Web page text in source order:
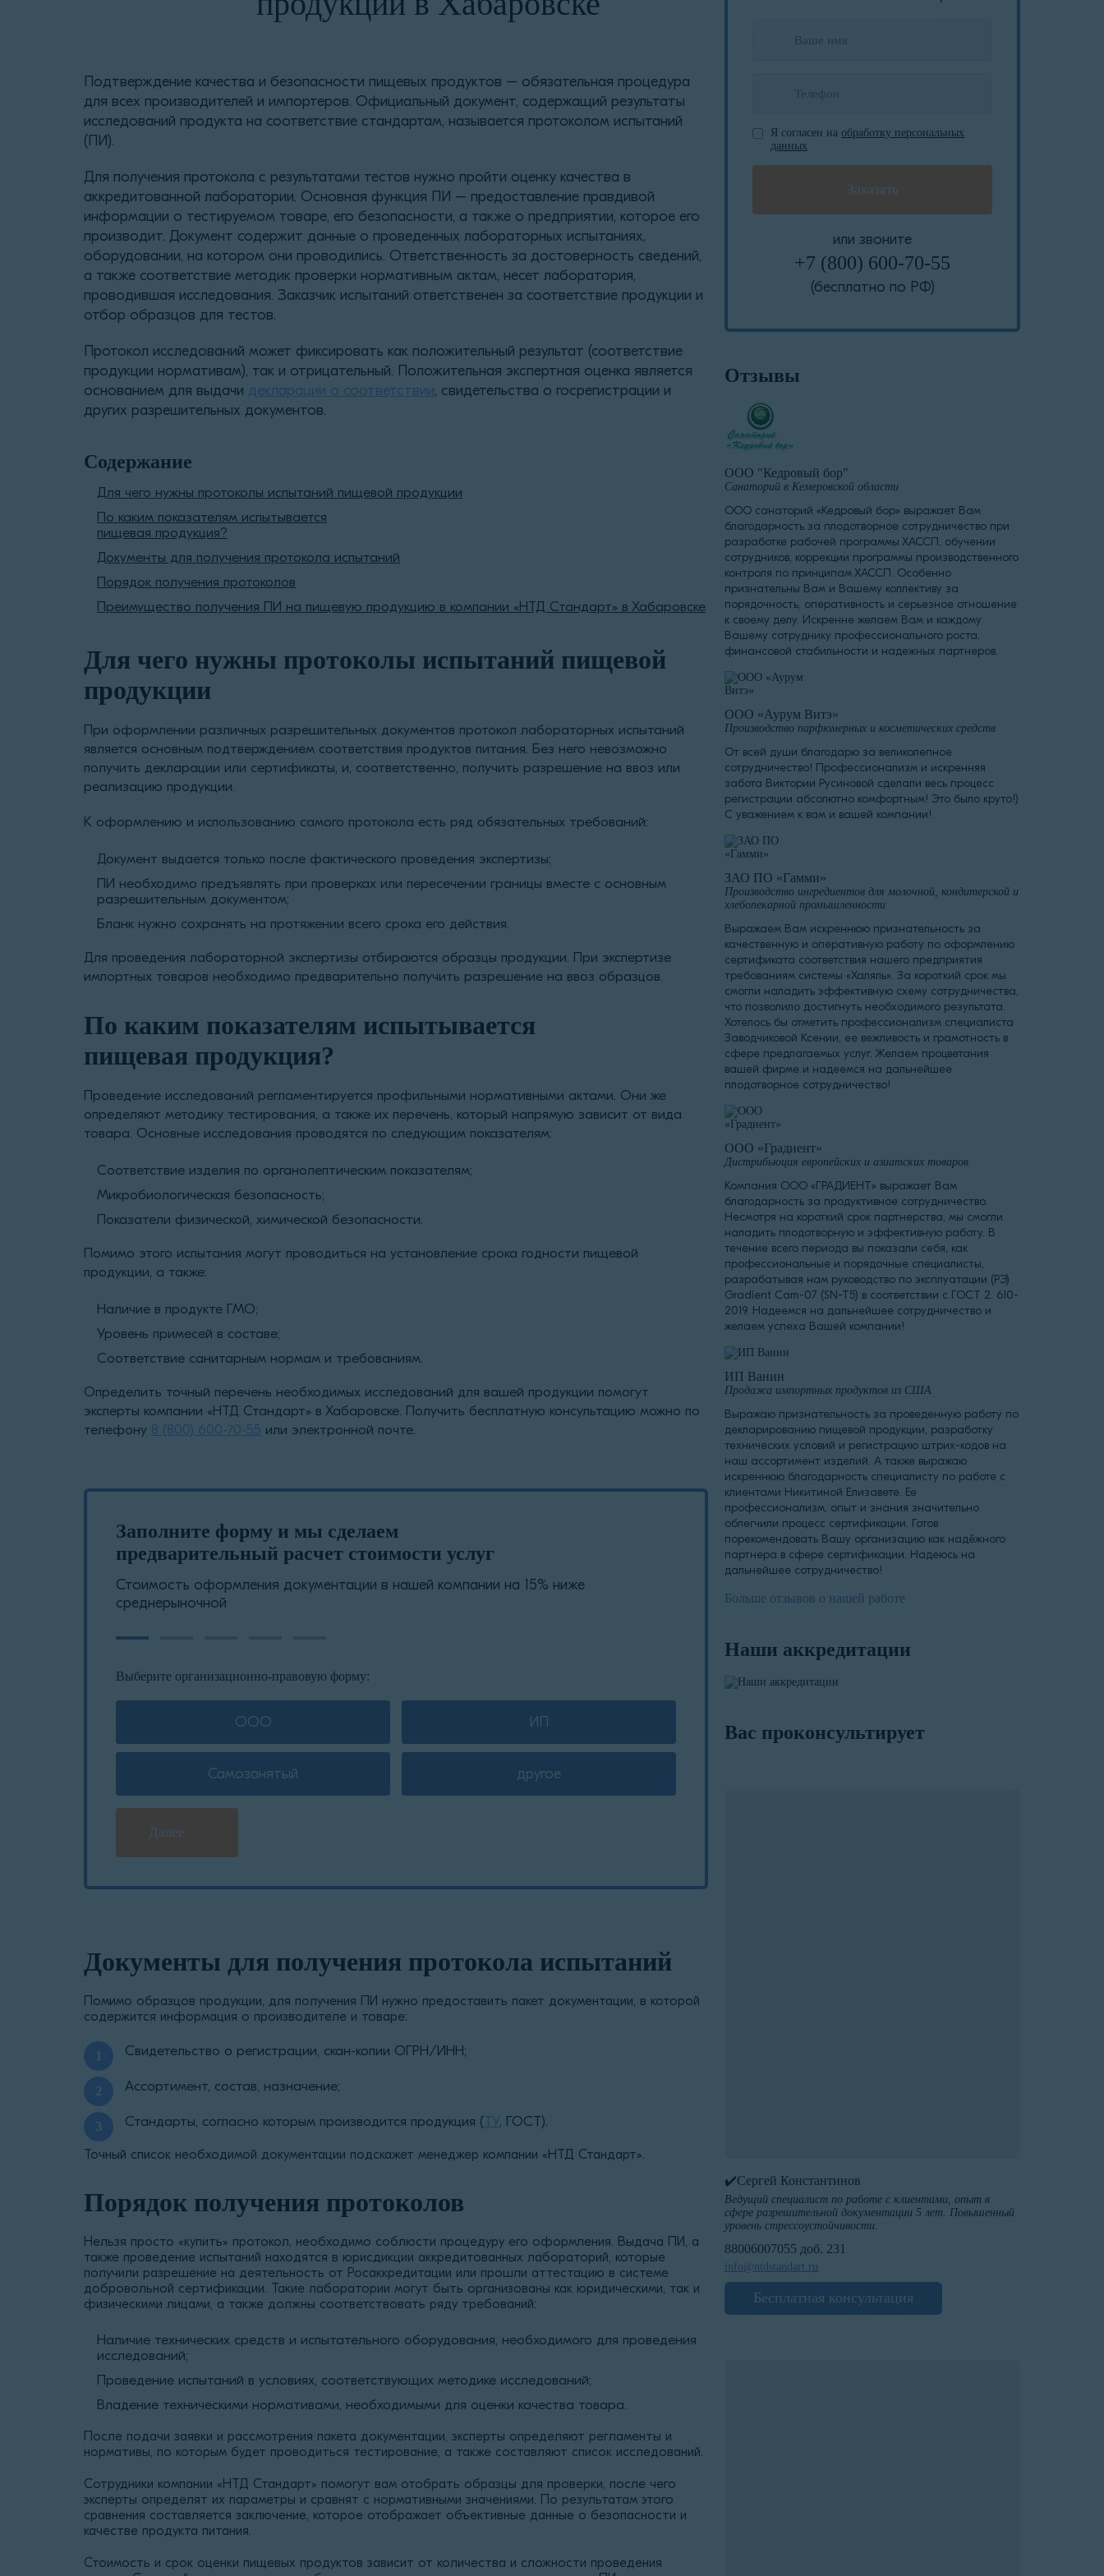
Подтверждение качества и безопасности пищевых продуктов – обязательная процедура
для всех производителей и импортеров. Официальный документ, содержащий результаты
исследований продукта на соответствие стандартам, называется протоколом испытаний
(ПИ).
Для получения протокола с результатами тестов нужно пройти оценку качества в
аккредитованной лаборатории. Основная функция ПИ – предоставление правдивой
информации о тестируемом товаре, его безопасности, а также о предприятии, которое его
производит. Документ содержит данные о проведенных лабораторных испытаниях,
оборудовании, на котором они проводились. Ответственность за достоверность сведений,
а также соответствие методик проверки нормативным актам, несет лаборатория,
проводившая исследования. Заказчик испытаний ответственен за соответствие продукции и
отбор образцов для тестов.
Протокол исследований может фиксировать как положительный результат (соответствие
продукции нормативам), так и отрицательный. Положительная экспертная оценка является
основанием для выдачи декларации о соответствии, свидетельства о госрегистрации и
других разрешительных документов.
Содержание
Для чего нужны протоколы испытаний пищевой продукции
По каким показателям испытывается
пищевая продукция?
Документы для получения протокола испытаний
Порядок получения протоколов
Преимущество получения ПИ на пищевую продукцию в компании «НТД Стандарт» в Хабаровске
Для чего нужны протоколы испытаний пищевой
продукции
При оформлении различных разрешительных документов протокол лабораторных испытаний
является основным подтверждением соответствия продуктов питания. Без него невозможно
получить декларации или сертификаты, и, соответственно, получить разрешение на ввоз или
реализацию продукции.
К оформлению и использованию самого протокола есть ряд обязательных требований:
Документ выдается только после фактического проведения экспертизы;
ПИ необходимо предъявлять при проверках или пересечении границы вместе с основным
разрешительным документом;
Бланк нужно сохранять на протяжении всего срока его действия.
Для проведения лабораторной экспертизы отбираются образцы продукции. При экспертизе
импортных товаров необходимо предварительно получить разрешение на ввоз образцов.
По каким показателям испытывается
пищевая продукция?
Проведение исследований регламентируется профильными нормативными актами. Они же
определяют методику тестирования, а также их перечень, который напрямую зависит от вида
товара. Основные исследования проводятся по следующим показателям:
Соответствие изделия по органолептическим показателям;
Микробиологическая безопасность;
Показатели физической, химической безопасности.
Помимо этого испытания могут проводиться на установление срока годности пищевой
продукции, а также:
Наличие в продукте ГМО;
Уровень примесей в составе;
Соответствие санитарным нормам и требованиям.
Определить точный перечень необходимых исследований для вашей продукции помогут
эксперты компании «НТД Стандарт» в Хабаровске. Получить бесплатную консультацию можно по
телефону 8 (800) 600-70-55 или электронной почте.
Заполните форму и мы сделаем
предварительный расчет стоимости услуг
Стоимость оформления документации в нашей компании на 15% ниже
среднерыночной
Выберите организационно-правовую форму:
ООО ИП
Самозанятый другое
Далее
Документы для получения протокола испытаний
Помимо образцов продукции, для получения ПИ нужно предоставить пакет документации, в которой
содержится информация о производителе и товаре:
Свидетельство о регистрации, скан-копии ОГРН/ИНН;
Ассортимент, состав, назначение;
Стандарты, согласно которым производится продукция (ТУ, ГОСТ).
Точный список необходимой документации подскажет менеджер компании «НТД Стандарт».
Порядок получения протоколов
Нельзя просто «купить» протокол, необходимо соблюсти процедуру его оформления. Выдача ПИ, а
также проведение испытаний находятся в юрисдикции аккредитованных лабораторий, которые
получили разрешение на деятельность от Росаккредитации или прошли аттестацию в системе
добровольной сертификации. Такие лаборатории могут быть организованы как юридическими, так и
физическими лицами, а также должны соответствовать ряду требований:
Наличие технических средств и испытательного оборудования, необходимого для проведения
исследований;
Проведение испытаний в условиях, соответствующих методике исследований;
Владение техническими нормативами, необходимыми для оценки качества товара.
После подачи заявки и рассмотрения пакета документации, эксперты определяют регламенты и
нормативы, по которым будет проводиться тестирование, а также составляют список исследований.
Сотрудники компании «НТД Стандарт» помогут вам отобрать образцы для проверки, после чего
эксперты определят их параметры и сравнят с нормативными значениями. По результатам этого
сравнения составляется заключение, которое отображает объективные данные о безопасности и
качестве продукта питания.
Стоимость и срок оценки пищевых продуктов зависит от количества и сложности проведения
Я согласен на обработку персональных
данных
или звоните
+7 (800) 600-70-55
(бесплатно по РФ)
Отзывы
ООО "Кедровый бор"
Санаторий в Кемеровской области
ООО санаторий «Кедровый бор» выражает Вам
благодарность за плодотворное сотрудничество при
разработке рабочей программы ХАССП, обучении
сотрудников, коррекции программы производственного
контроля по принципам ХАССП. Особенно
признательны Вам и Вашему коллективу за
порядочность, оперативность и серьезное отношение
к своему делу. Искренне желаем Вам и каждому
Вашему сотруднику профессионального роста,
финансовой стабильности и надежных партнеров.
ООО «Аурум Витэ»
Производство парфюмерных и косметических средств
От всей души благодарю за великолепное
сотрудничество! Профессионализм и искренняя
забота Виктории Русиновой сделали весь процесс
регистрации абсолютно комфортным! Это было круто!)
С уважением к вам и вашей компании!
ЗАО ПО «Гамми»
Производство ингредиентов для молочной, кондитерской и
хлебопекарной промышленности
Выражаем Вам искреннюю признательность за
качественную и оперативную работу по оформлению
сертификата соответствия нашего предприятия
требованиям системы «Халяль». За короткий срок мы
смогли наладить эффективную схему сотрудничества,
что позволило достигнуть необходимого результата.
Хотелось бы отметить профессионализм специалиста
Заводчиковой Ксении, ее вежливость и грамотность в
сфере предлагаемых услуг. Желаем процветания
вашей фирме и надеемся на дальнейшее
плодотворное сотрудничество!
ООО «Градиент»
Дистрибьюция европейских и азиатских товаров
Компания ООО «ГРАДИЕНТ» выражает Вам
благодарность за продуктивное сотрудничество.
Несмотря на короткий срок партнерства, мы смогли
наладить плодотворную и эффективную работу. В
течение всего периода вы показали себя, как
профессиональные и порядочные специалисты,
разрабатывая нам руководство по эксплуатации (РЭ)
Gradient Cam-07 (SN-T5) в соответствии с ГОСТ 2. 610-
2019. Надеемся на дальнейшее сотрудничество и
желаем успеха Вашей компании!
ИП Ванин
Продажа импортных продуктов из США
Выражаю признательность за проведенную работу по
декларированию пищевой продукции, разработку
технических условий и регистрацию штрих-кодов на
наш ассортимент изделий. А также выражаю
искреннюю благодарность специалисту по работе с
клиентами Никитиной Елизавете. Ее
профессионализм, опыт и знания значительно
облегчили процесс сертификации. Готов
порекомендовать Вашу организацию как надёжного
партнера в сфере сертификации. Надеюсь на
дальнейшее сотрудничество!
Больше отзывов о нашей работе
Наши аккредитации
Вас проконсультирует
✔️Сергей Константинов
Ведущий специалист по работе с клиентами, опыт в
сфере разрешительной документации 5 лет. Повышенный
уровень стрессоустойчивости.
88006007055 доб. 231
info@ntdstandart.ru
Бесплатная консультация